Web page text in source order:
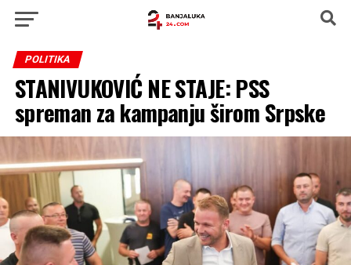
POLITIKA
STANIVUKOVIĆ NE STAJE: PSS
spreman za kampanju širom Srpske